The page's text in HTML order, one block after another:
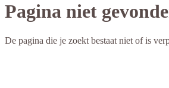
Pagina niet
De pagina die je zoekt bestaat niet of is